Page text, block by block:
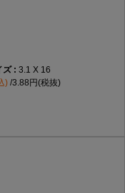
3.1 X 16
) 3.88円(税抜)